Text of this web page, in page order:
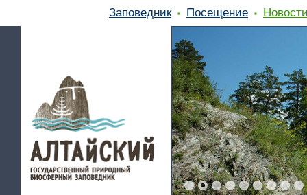
Заповедник Посещение